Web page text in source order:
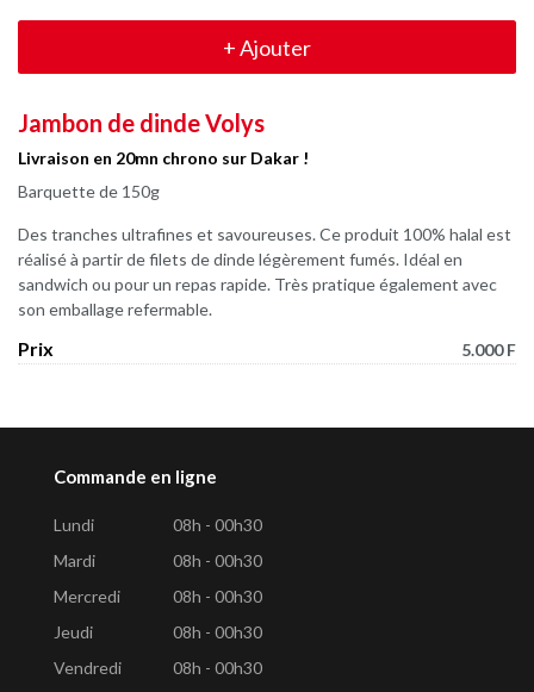
+Ajouter
Jambon de dinde Volys
Livraison en 20mn chrono sur Dakar !
Barquette de 150g
Des tranches ultrafines et savoureuses. Ce produit 100% halal est
réalisé à partir de filets de dinde légèrement fumés. Idéal en
sandwich ou pour un repas rapide. Très pratique également avec
son emballage refermable.
Prix 5.000 F
Commande en ligne
Lundi
08h - 00h30
Mardi
08h - 00h30
Mercredi
08h - 00h30
Jeudi
08h - 00h30
Vendredi
08h - 00h30